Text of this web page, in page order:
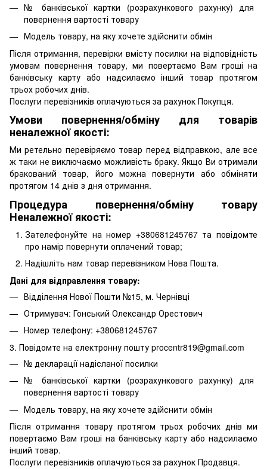
№ банківської картки (розрахункового рахунку) для
повернення вартості товару
Модель товару, на яку хочете здійснити обмін
Після отримання, перевірки вмісту посилки на відповідність
умовам повернення товару, ми повертаємо Вам гроші на
банківську карту або надсилаємо інший товар протягом
трьох робочих днів.
Послуги перевізників оплачуються за рахунок Покупця.
Умови повернення/обміну для товарів
неналежної якості:
Ми ретельно перевіряємо товар перед відправкою, але все
ж таки не виключаємо можливість браку. Якщо Ви отримали
бракований товар, його можна повернути або обміняти
протягом 14 днів з дня отримання.
Процедура повернення/обміну товару
Неналежної якості:
Зателефонуйте на номер +380681245767 та повідомте
про намір повернути оплачений товар;
Надішліть нам товар перевізником Нова Пошта.
Дані для відправлення товару:
Відділення Нової Пошти №15, м. Чернівці
Отримувач: Гонський Олександр Орестович
Номер телефону: +380681245767
3. Повідомте на електронну пошту procentr819@gmail.com
№ декларації надісланої посилки
№ банківської картки (розрахункового рахунку) для
повернення вартості товару
Модель товару, на яку хочете здійснити обмін
Після отримання товару протягом трьох робочих днів ми
повертаємо Вам гроші на банківську карту або надсилаємо
інший товар.
Послуги перевізників оплачуються за рахунок Продавця.